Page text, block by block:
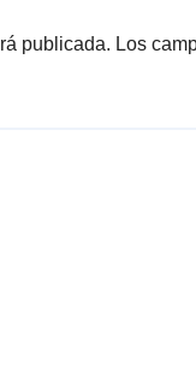
publicada. Los